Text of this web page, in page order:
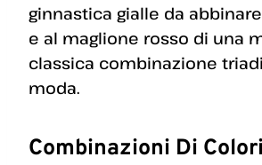
ginnastica gialle da
e al maglione rosso di una
classica combinazione
moda.
Combinazioni Di